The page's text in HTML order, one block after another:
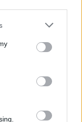
or more Google
You may click to
party tags to
in below Google